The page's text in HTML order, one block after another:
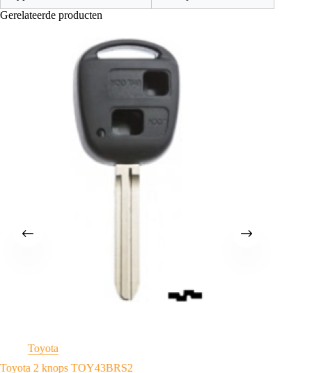
Gerelateerde producten
Toyota
Toyota 2 knops TOY43BRS2